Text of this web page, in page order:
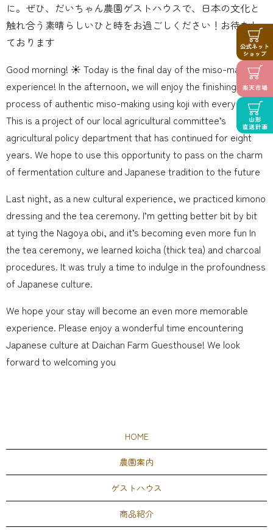
に。ぜひ、だいちゃん農園ゲストハウスで、日本の文化と
触れ合う素晴らしいひと時をお過ごしください！お待ちし
ております
Good morning! ☀️ Today is the final day of the miso-making
experience! In the afternoon, we will enjoy the finishing
process of authentic miso-making using koji with everyone.
This is a project of our local agricultural committee’s
agricultural policy department that has continued for eight
years. We hope to use this opportunity to pass on the charm
of fermentation culture and Japanese tradition to the future
Last night, as a new cultural experience, we practiced kimono
dressing and the tea ceremony. I’m getting better bit by bit
at tying the Nagoya obi, and it’s becoming even more fun In
the tea ceremony, we learned koicha (thick tea) and charcoal
procedures. It was truly a time to indulge in the profoundness
of Japanese culture.
We hope your stay will become an even more memorable
experience. Please enjoy a wonderful time encountering
Japanese culture at Daichan Farm Guesthouse! We look
forward to welcoming you
HOME
農園案内
ゲストハウス
商品紹介